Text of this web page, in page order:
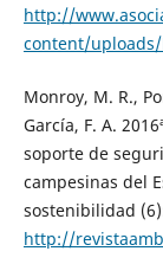
http://
content/
Monroy, M. R.,
García, F. A.
soporte de
campesinas del
sostenibilidad
http://